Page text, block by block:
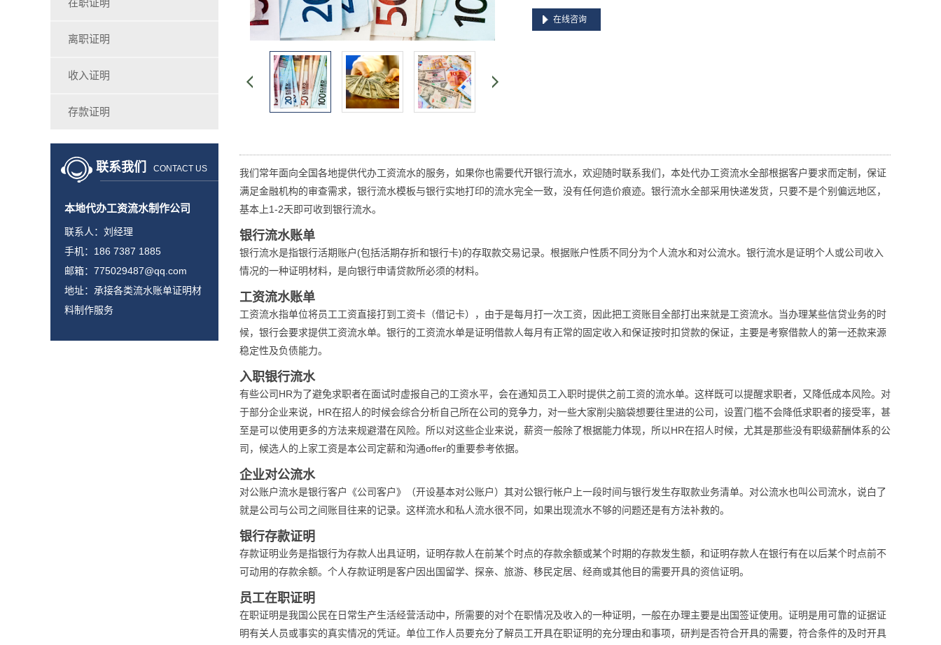
在职证明
离职证明
收入证明
存款证明
联系我们 CONTACT US
本地代办工资流水制作公司
联系人：刘经理
手机：186 7387 1885
邮箱：775029487@qq.com
地址：承接各类流水账单证明材
料制作服务
在线咨询
我们常年面向全国各地提供代办工资流水的服务，如果你也需要代开银行流水，欢迎随时联系我们，本处代办工资流水全部根据客户要求而定制，保证
满足金融机构的审查需求，银行流水模板与银行实地打印的流水完全一致，没有任何造价痕迹。银行流水全部采用快递发货，只要不是个别偏远地区，
基本上1-2天即可收到银行流水。
银行流水账单
银行流水是指银行活期账户(包括活期存折和银行卡)的存取款交易记录。根据账户性质不同分为个人流水和对公流水。银行流水是证明个人或公司收入
情况的一种证明材料，是向银行申请贷款所必须的材料。
工资流水账单
工资流水指单位将员工工资直接打到工资卡（借记卡），由于是每月打一次工资，因此把工资账目全部打出来就是工资流水。当办理某些信贷业务的时
候，银行会要求提供工资流水单。银行的工资流水单是证明借款人每月有正常的固定收入和保证按时扣贷款的保证，主要是考察借款人的第一还款来源
稳定性及负债能力。
入职银行流水
有些公司HR为了避免求职者在面试时虚报自己的工资水平，会在通知员工入职时提供之前工资的流水单。这样既可以提醒求职者，又降低成本风险。对
于部分企业来说，HR在招人的时候会综合分析自己所在公司的竞争力，对一些大家削尖脑袋想要往里进的公司，设置门槛不会降低求职者的接受率，甚
至是可以使用更多的方法来规避潜在风险。所以对这些企业来说，薪资一般除了根据能力体现，所以HR在招人时候，尤其是那些没有职级薪酬体系的公
司，候选人的上家工资是本公司定薪和沟通offer的重要参考依据。
企业对公流水
对公账户流水是银行客户《公司客户》（开设基本对公账户）其对公银行帐户上一段时间与银行发生存取款业务清单。对公流水也叫公司流水，说白了
就是公司与公司之间账目往来的记录。这样流水和私人流水很不同，如果出现流水不够的问题还是有方法补救的。
银行存款证明
存款证明业务是指银行为存款人出具证明，证明存款人在前某个时点的存款余额或某个时期的存款发生额，和证明存款人在银行有在以后某个时点前不
可动用的存款余额。个人存款证明是客户因出国留学、探亲、旅游、移民定居、经商或其他目的需要开具的资信证明。
员工在职证明
在职证明是我国公民在日常生产生活经营活动中，所需要的对个在职情况及收入的一种证明，一般在办理主要是出国签证使用。证明是用可靠的证据证
明有关人员或事实的真实情况的凭证。单位工作人员要充分了解员工开具在职证明的充分理由和事项，研判是否符合开具的需要，符合条件的及时开具